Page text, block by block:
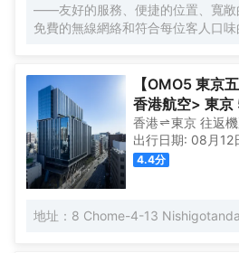
——友好的服務、便捷的位置、寬敞
免費的無線網絡和符合每位客人口
【OMO5 東京
香港航空> 東
香港 東京 往返
出行日期: 08月12
4.4分
地址：8 Chome-4-13 Nishigotanda